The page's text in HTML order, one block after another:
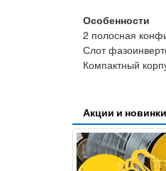
Особенности
2 полосная
Слот
Компактный
Акции и новинки